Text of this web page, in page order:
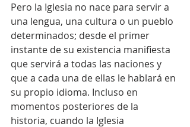
Pero la Iglesia no nace para servir a
una lengua, una cultura o un pueblo
determinados; desde el primer
instante de su existencia manifiesta
que servirá a todas las naciones y
que a cada una de ellas le hablará en
su propio idioma. Incluso en
momentos posteriores de la
historia, cuando la Iglesia